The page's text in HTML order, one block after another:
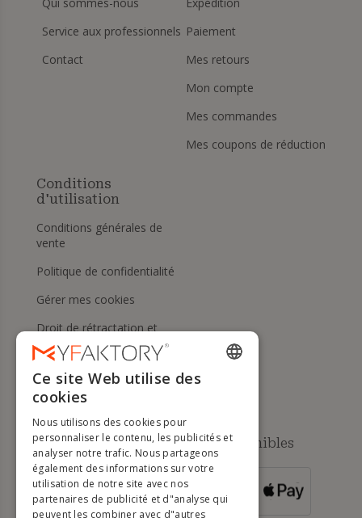
Service aux professionnels
Contact
Paiement
Mes retours
Mon compte
Mes commandes
Mes coupons de réduction
Conditions
d'utilisation
Conditions générales de
vente
Politique de confidentialité
Gérer mes cookies
Droit de rétractation et
retours
Aide
Méthodes de paiement disponibles
POUR LES
COMMANDES
SUPÉRIEURES À
ENGLISH
DUTCH
GERMAN
Ce site Web utilise des
cookies
Nous utilisons des cookies pour
personnaliser le contenu, les publicités et
analyser notre trafic. Nous partageons
également des informations sur votre
utilisation de notre site avec nos
partenaires de publicité et d"analyse qui
peuvent les combiner avec d"autres